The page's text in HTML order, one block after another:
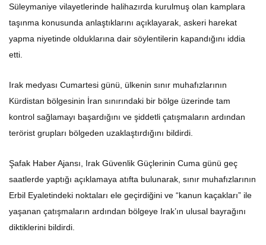
Süleymaniye vilayetlerinde halihazırda kurulmuş olan kamplara
taşınma konusunda anlaştıklarını açıklayarak, askeri harekat
yapma niyetinde olduklarına dair söylentilerin kapandığını iddia
etti.
Irak medyası Cumartesi günü, ülkenin sınır muhafızlarının
Kürdistan bölgesinin İran sınırındaki bir bölge üzerinde tam
kontrol sağlamayı başardığını ve şiddetli çatışmaların ardından
terörist grupları bölgeden uzaklaştırdığını bildirdi.
Şafak Haber Ajansı, Irak Güvenlik Güçlerinin Cuma günü geç
saatlerde yaptığı açıklamaya atıfta bulunarak, sınır muhafızlarının
Erbil Eyaletindeki noktaları ele geçirdiğini ve “kanun kaçakları” ile
yaşanan çatışmaların ardından bölgeye Irak’ın ulusal bayrağını
diktiklerini bildirdi.